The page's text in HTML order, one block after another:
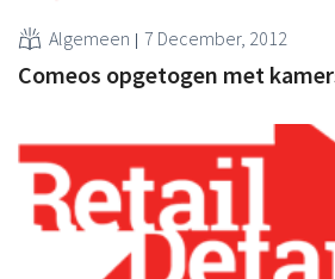
Algemeen 7 December, 2012
Comeos opgetogen met